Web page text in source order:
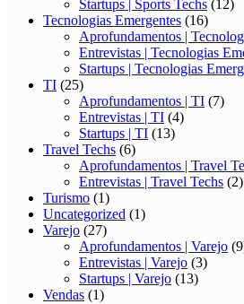
Startups | Sports Techs (12)
Tecnologias Emergentes (16)
Aprofundamentos |
Entrevistas | Tecnologias
Startups | Tecnologias
TI (25)
Aprofundamentos | TI (7)
Entrevistas | TI (4)
Startups | TI (13)
Travel Techs (6)
Aprofundamentos | Travel
Entrevistas | Travel Techs (2)
Turismo (1)
Uncategorized (1)
Varejo (27)
Aprofundamentos | Varejo
Entrevistas | Varejo (3)
Startups | Varejo (13)
Vendas (1)